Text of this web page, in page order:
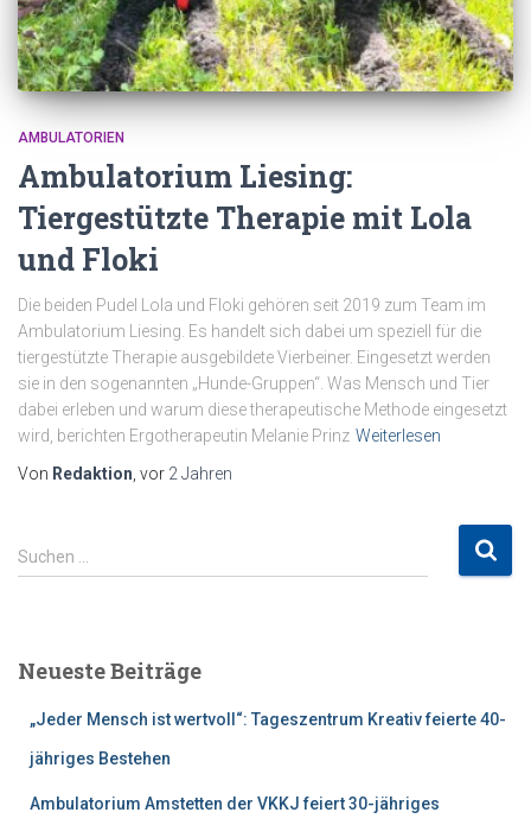
AMBULATORIEN
Ambulatorium Liesing:
Tiergestützte Therapie mit Lola
und Floki
Die beiden Pudel Lola und Floki gehören seit 2019 zum Team im
Ambulatorium Liesing. Es handelt sich dabei um speziell für die
tiergestützte Therapie ausgebildete Vierbeiner. Eingesetzt werden
sie in den sogenannten „Hunde-Gruppen“. Was Mensch und Tier
dabei erleben und warum diese therapeutische Methode eingesetzt
wird, berichten Ergotherapeutin Melanie Prinz Weiterlesen
Von Redaktion , vor 2 Jahren
S
u
n
Suchen …
Neueste Beiträge
„Jeder Mensch ist wertvoll“: Tageszentrum Kreativ feierte 40-
jähriges Bestehen
Ambulatorium Amstetten der VKKJ feiert 30-jähriges